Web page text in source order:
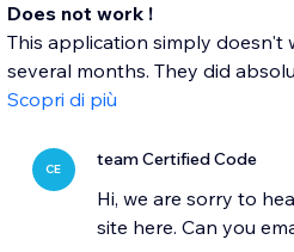
Does not work !
This application simply doesn't
several months. They did
Scopri di più
CE team Certified Code
Hi, we are sorry to